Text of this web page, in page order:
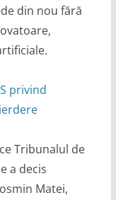
din nou fără
privind
Tribunalul de
a decis
Matei,